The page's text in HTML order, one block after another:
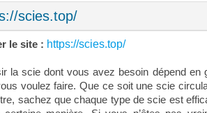
scies.top/
le site : https://scies.top/
la scie dont vous avez besoin dépend en
voulez faire. Que ce soit une scie
sachez que chaque type de scie est